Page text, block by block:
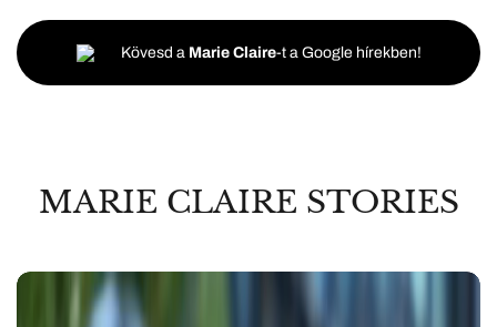
Kövesd a Marie Claire-t a Google hírekben!
MARIE CLAIRE STORIES